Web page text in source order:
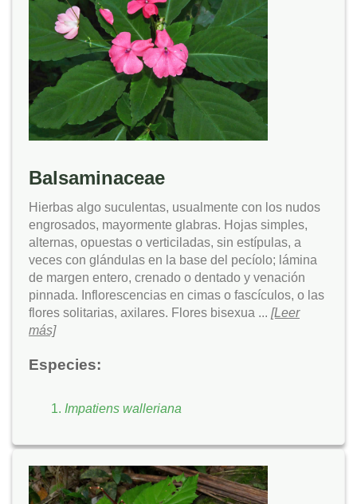
Balsaminaceae
Hierbas algo suculentas, usualmente con los nudos
engrosados, mayormente glabras. Hojas simples,
alternas, opuestas o verticiladas, sin estípulas, a
veces con glándulas en la base del pecíolo; lámina
de margen entero, crenado o dentado y venación
pinnada. Inflorescencias en cimas o fascículos, o las
flores solitarias, axilares. Flores bisexua ... [Leer
más]
Especies:
Impatiens walleriana